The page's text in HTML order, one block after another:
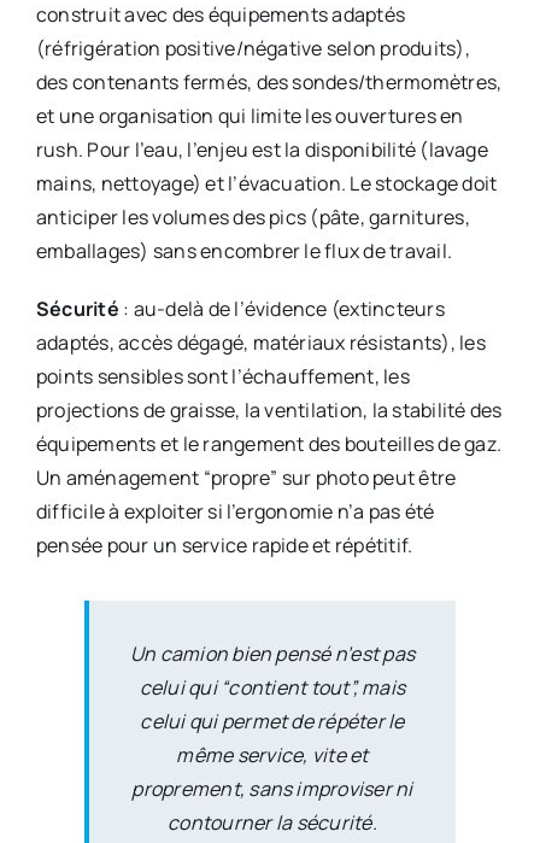
construit avec des équipements adaptés
(réfrigération positive/négative selon produits),
des contenants fermés, des sondes/thermomètres,
et une organisation qui limite les ouvertures en
rush. Pour l’eau, l’enjeu est la disponibilité (lavage
mains, nettoyage) et l’évacuation. Le stockage doit
anticiper les volumes des pics (pâte, garnitures,
emballages) sans encombrer le flux de travail.
Sécurité : au-delà de l’évidence (extincteurs
adaptés, accès dégagé, matériaux résistants), les
points sensibles sont l’échauffement, les
projections de graisse, la ventilation, la stabilité des
équipements et le rangement des bouteilles de gaz.
Un aménagement “propre” sur photo peut être
difficile à exploiter si l’ergonomie n’a pas été
pensée pour un service rapide et répétitif.
Un camion bien pensé n’est pas
celui qui “contient tout”, mais
celui qui permet de répéter le
même service, vite et
proprement, sans improviser ni
contourner la sécurité.